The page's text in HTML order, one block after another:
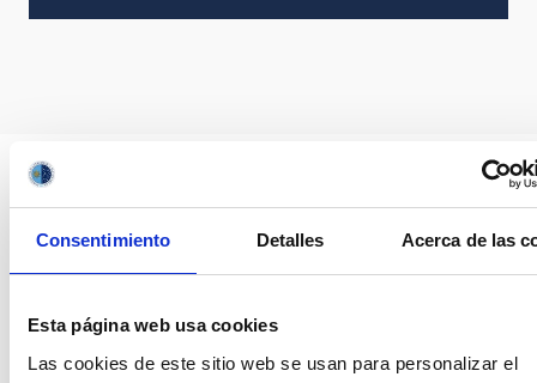
Consentimiento Detalles Acerca de las
Esta página web usa cookies
Las cookies de este sitio web se usan para personalizar el